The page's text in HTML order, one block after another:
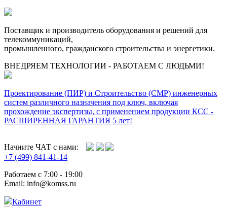
Поставщик и производитель оборудования и решений для
телекоммуникаций,
промышленного, гражданского строительства и энергетики.
ВНЕДРЯЕМ ТЕХНОЛОГИИ - РАБОТАЕМ С ЛЮДЬМИ!
Проектирование (ПИР) и Cтроительство (СМР) инженерных
систем различного назначения под ключ, включая
прохождение экспертизы, с применением продукции КСС -
РАСШИРЕННАЯ ГАРАНТИЯ 5 лет!
Начните ЧАТ с нами:
+7 (499) 841-41-14
Работаем с 7:00 - 19:00
Email: info@komss.ru
Кабинет